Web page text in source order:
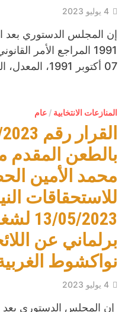
4 يوليو 2023
07 أكتوبر 1991، المعدل، المتعلق بانتخاب النواب في …
المنازعات الانتخابية /عام
بالطعن
محمد الأمين
للاستحقاقات
13/
برلماني عن
نواكشوط
4 يوليو 2023